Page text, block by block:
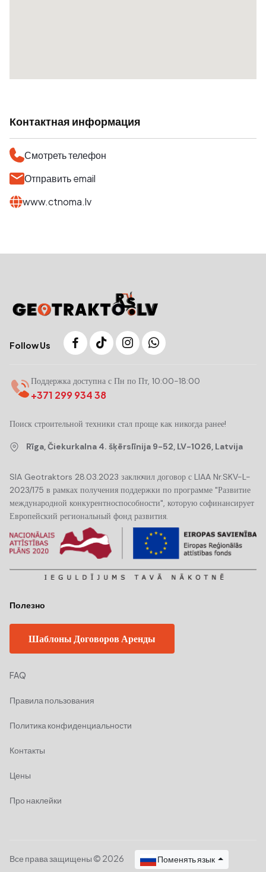
Контактная информация
Смотреть телефон
Отправить email
www.ctnoma.lv
Follow Us
Поддержка доступна с Пн по Пт, 10:00-18:00
+371 299 934 38
Поиск строительной техники стал проще как никогда ранее!
Rīga, Čiekurkalna 4. šķērslīnija 9-52, LV-1026, Latvija
SIA Geotraktors 28.03.2023 заключил договор с LIAA Nr.SKV-L-
2023/175 в рамках получения поддержки по программе "Развитие
международной конкурентноспособности", которую софинансирует
Европейский региональный фонд развития.
Полезно
Шаблоны Договоров Аренды
FAQ
Правила пользования
Политика конфиденциальности
Контакты
Цены
Про наклейки
Все права защищены © 2026 Поменять язык